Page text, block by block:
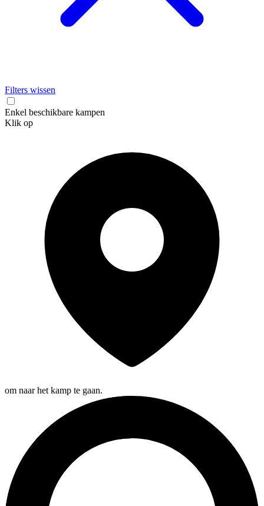
Filters wissen
Enkel beschikbare kampen
Klik op
om naar het kamp te gaan.